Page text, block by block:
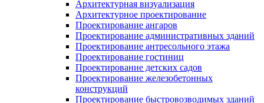
Архитектурная визуализация
Архитектурное проектирование
Проектирование ангаров
Проектирование административных зданий
Проектирование антресольного этажа
Проектирование гостиниц
Проектирование детских садов
Проектирование железобетонных
конструкций
Проектирование быстровозводимых зданий